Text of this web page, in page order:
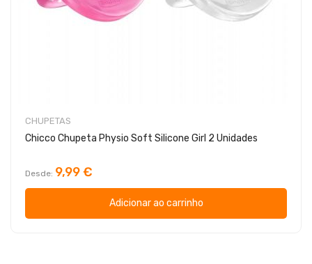
CHUPETAS
Chicco Chupeta Physio Soft Silicone Girl 2 Unidades
Desde 9,99 €
Adicionar ao carrinho